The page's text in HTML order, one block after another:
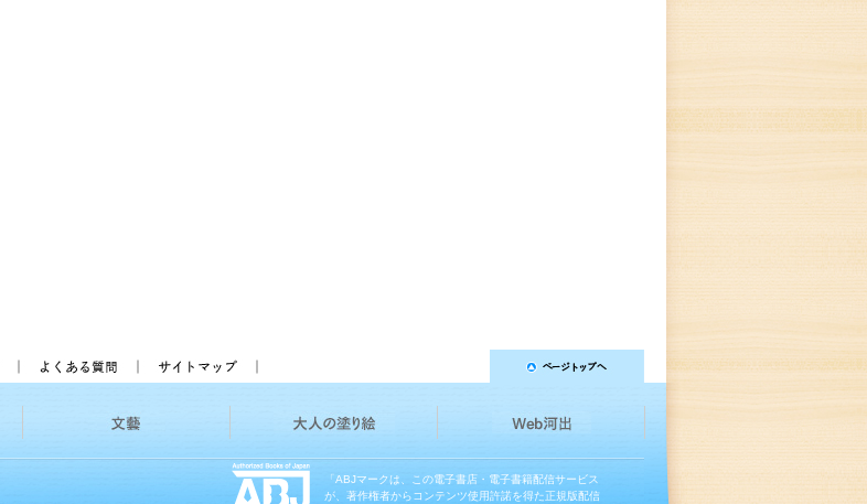
「ABJマークは、この電子書店・電子書籍配信サービス
が、著作権者からコンテンツ使用許諾を得た正規版配信